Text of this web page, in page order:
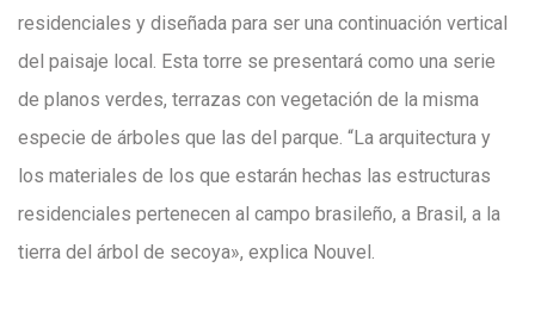
s
í
a
d
e
M
a
s
í
a
d
e
M
a
residenciales y diseñada para ser una continuación vertical
del paisaje local. Esta torre se presentará como una serie
de planos verdes, terrazas con vegetación de la misma
especie de árboles que las del parque. “La arquitectura y
los materiales de los que estarán hechas las estructuras
residenciales pertenecen al campo brasileño, a Brasil, a la
tierra del árbol de secoya», explica Nouvel.